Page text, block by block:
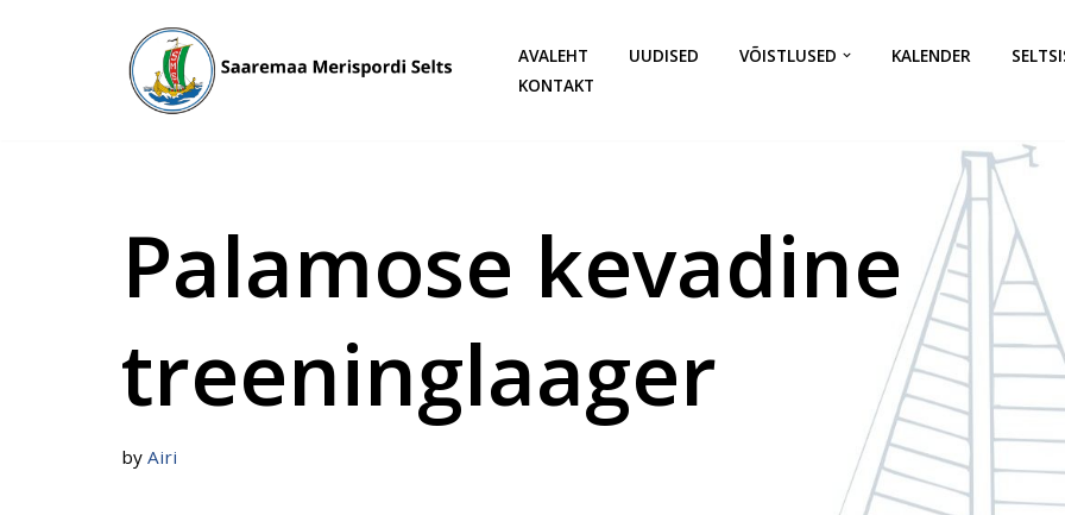
AVALEHT UUDISED VÕISTLUSED KALENDER
KONTAKT
Palamose kevadine
treeninglaager
by Airi